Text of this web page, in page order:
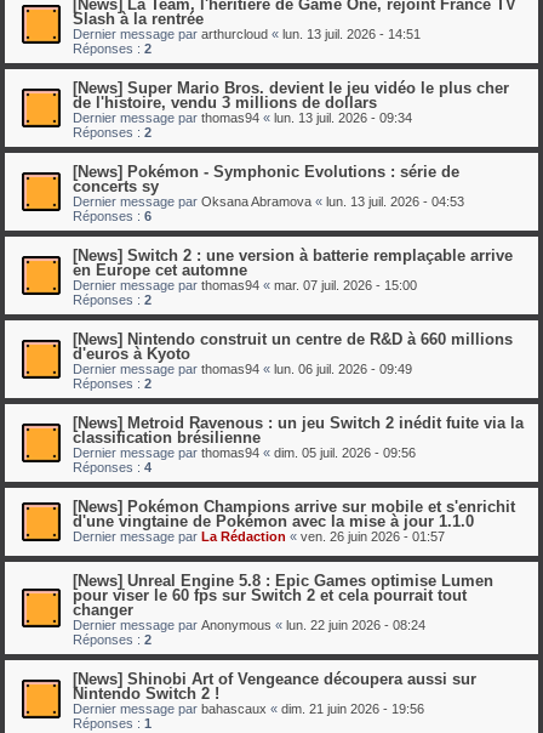
[News] La Team, l'héritière de Game One, rejoint France TV
Slash à la rentrée
Dernier message par arthurcloud « lun. 13 juil. 2026 - 14:51
Réponses : 2
[News] Super Mario Bros. devient le jeu vidéo le plus cher
de l'histoire, vendu 3 millions de dollars
Dernier message par thomas94 « lun. 13 juil. 2026 - 09:34
Réponses : 2
[News] Pokémon - Symphonic Evolutions : série de
concerts sy
Dernier message par Oksana Abramova « lun. 13 juil. 2026 - 04:53
Réponses : 6
[News] Switch 2 : une version à batterie remplaçable arrive
en Europe cet automne
Dernier message par thomas94 « mar. 07 juil. 2026 - 15:00
Réponses : 2
[News] Nintendo construit un centre de R&D à 660 millions
d'euros à Kyoto
Dernier message par thomas94 « lun. 06 juil. 2026 - 09:49
Réponses : 2
[News] Metroid Ravenous : un jeu Switch 2 inédit fuite via la
classification brésilienne
Dernier message par thomas94 « dim. 05 juil. 2026 - 09:56
Réponses : 4
[News] Pokémon Champions arrive sur mobile et s'enrichit
d'une vingtaine de Pokémon avec la mise à jour 1.1.0
Dernier message par La Rédaction « ven. 26 juin 2026 - 01:57
[News] Unreal Engine 5.8 : Epic Games optimise Lumen
pour viser le 60 fps sur Switch 2 et cela pourrait tout
changer
Dernier message par Anonymous « lun. 22 juin 2026 - 08:24
Réponses : 2
[News] Shinobi Art of Vengeance découpera aussi sur
Nintendo Switch 2 !
Dernier message par bahascaux « dim. 21 juin 2026 - 19:56
Réponses : 1